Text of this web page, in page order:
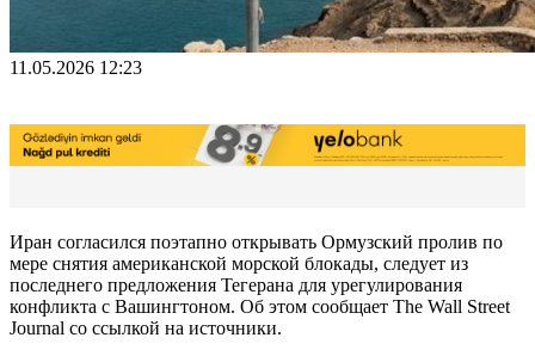
11.05.2026 12:23
Иран согласился поэтапно открывать Ормузский пролив по
мере снятия американской морской блокады, следует из
последнего предложения Тегерана для урегулирования
конфликта с Вашингтоном. Об этом сообщает The Wall Street
Journal со ссылкой на источники.